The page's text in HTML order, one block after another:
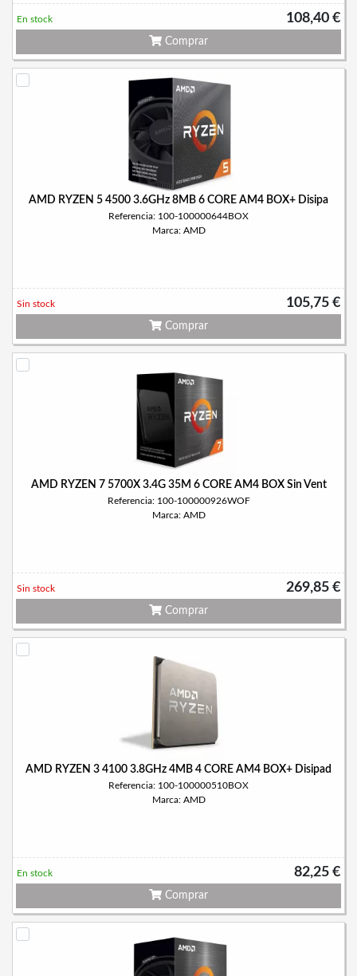
108,40 €
En stock
Comprar
AMD RYZEN 5 4500 3.6GHz 8MB 6 CORE AM4 BOX+ Disipa
Referencia: 100-100000644BOX
Marca: AMD
105,75 €
Sin stock
Comprar
AMD RYZEN 7 5700X 3.4G 35M 6 CORE AM4 BOX Sin Vent
Referencia: 100-100000926WOF
Marca: AMD
269,85 €
Sin stock
Comprar
AMD RYZEN 3 4100 3.8GHz 4MB 4 CORE AM4 BOX+ Disipad
Referencia: 100-100000510BOX
Marca: AMD
82,25 €
En stock
Comprar